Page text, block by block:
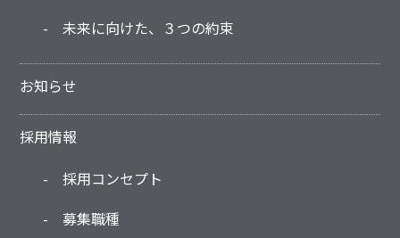
未来に向けた、３つの約束
お知らせ
採用情報
採用コンセプト
募集職種